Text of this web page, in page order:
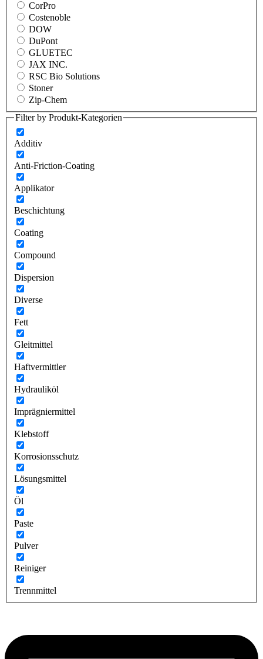
CorPro
Costenoble
DOW
DuPont
GLUETEC
JAX INC.
RSC Bio Solutions
Stoner
Zip-Chem
Filter by Produkt-Kategorien
Additiv
Anti-Friction-Coating
Applikator
Beschichtung
Coating
Compound
Dispersion
Diverse
Fett
Gleitmittel
Haftvermittler
Hydrauliköl
Imprägniermittel
Klebstoff
Korrosionsschutz
Lösungsmittel
Öl
Paste
Pulver
Reiniger
Trennmittel